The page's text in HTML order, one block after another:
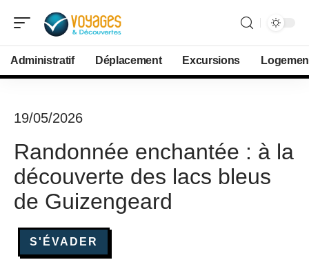
Administratif Déplacement Excursions
19/05/2026
Randonnée enchantée : à la
découverte des lacs bleus
de Guizengeard
S'ÉVADER